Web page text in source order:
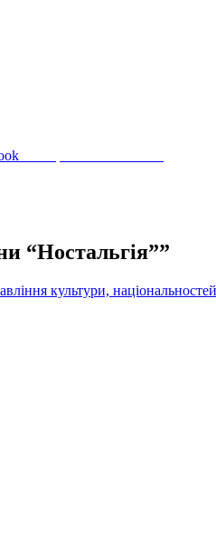
“Ностальгія””
культури,